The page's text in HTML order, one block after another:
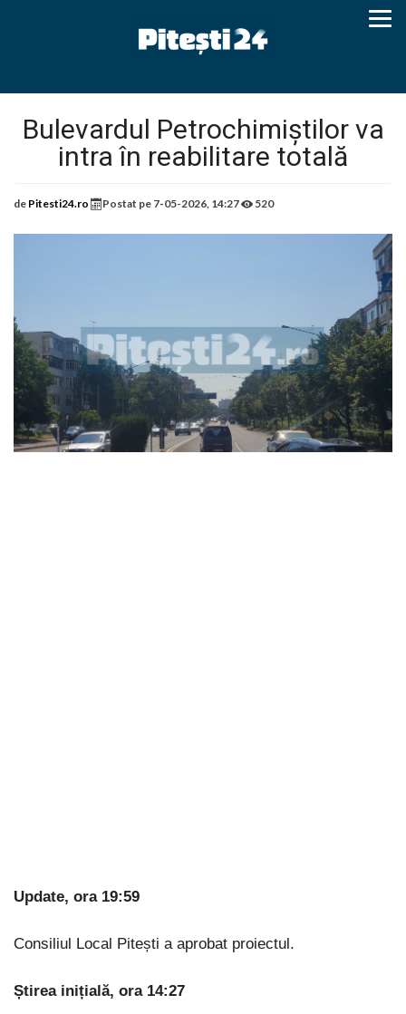
Bulevardul Petrochimiștilor va
intra în reabilitare totală
de Pitesti24.ro Postat pe 7-05-2026, 14:27 520
Update, ora 19:59
Consiliul Local Pitești a aprobat proiectul.
Știrea inițială, ora 14:27